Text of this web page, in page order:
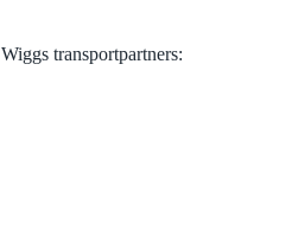
Wiggs transportpartners: